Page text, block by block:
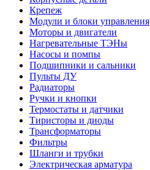
Крепеж
Модули и блоки управления
Моторы и двигатели
Нагревательные ТЭНы
Насосы и помпы
Подшипники и сальники
Пульты ДУ
Радиаторы
Ручки и кнопки
Термостаты и датчики
Тиристоры и диоды
Трансформаторы
Фильтры
Шланги и трубки
Электрическая арматура